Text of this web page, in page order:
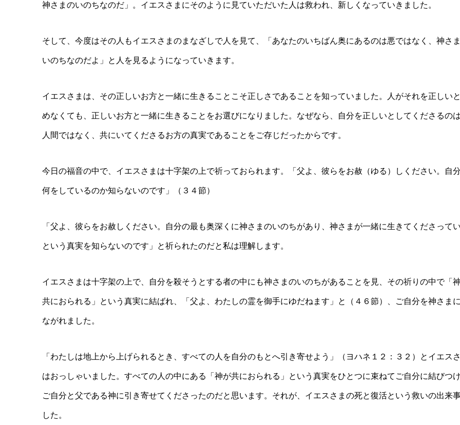
神さまのいのちなのだ」。イエスさまにそのように見ていただいた人は救われ、新しくなっていきました。
そして、今度はその人もイエスさまのまなざしで人を見て、「あなたのいちばん奥にあるのは悪ではなく、神さ
いのちなのだよ」と人を見るようになっていきます。
イエスさまは、その正しいお方と一緒に生きることこそ正しさであることを知っていました。人がそれを正しい
めなくても、正しいお方と一緒に生きることをお選びになりました。なぜなら、自分を正しいとしてくださるのは
人間ではなく、共にいてくださるお方の真実であることをご存じだったからです。
今日の福音の中で、イエスさまは十字架の上で祈っておられます。「父よ、彼らをお赦（ゆる）しください。自
何をしているのか知らないのです」（３４節）
「父よ、彼らをお赦しください。自分の最も奥深くに神さまのいのちがあり、神さまが一緒に生きてくださって
という真実を知らないのです」と祈られたのだと私は理解します。
イエスさまは十字架の上で、自分を殺そうとする者の中にも神さまのいのちがあることを見、その祈りの中で「
共におられる」という真実に結ばれ、「父よ、わたしの霊を御手にゆだねます」と（４６節）、ご自分を神さま
ながれました。
「わたしは地上から上げられるとき、すべての人を自分のもとへ引き寄せよう」（ヨハネ１２：３２）とイエス
はおっしゃいました。すべての人の中にある「神が共におられる」という真実をひとつに束ねてご自分に結びつけ
ご自分と父である神に引き寄せてくださったのだと思います。それが、イエスさまの死と復活という救いの出来
した。